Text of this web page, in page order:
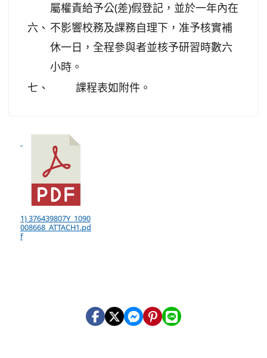
六、
屬權責給予公(差)假登記，並於一年內在
不影響校務及課務自理下，准予核實補
休一日，全程參與者並核予研習時數六
小時。
七、
課程表如附件。
1) 376439807Y_1090
008668_ATTACH1.pd
f